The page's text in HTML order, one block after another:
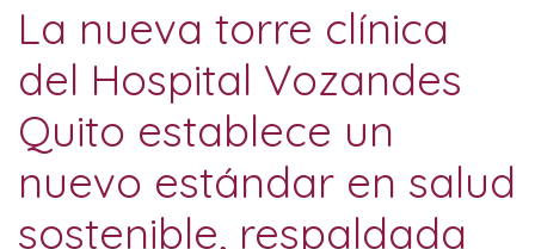
La nueva torre clínica
del Hospital Vozandes
Quito establece un
nuevo estándar en salud
sostenible, respaldada